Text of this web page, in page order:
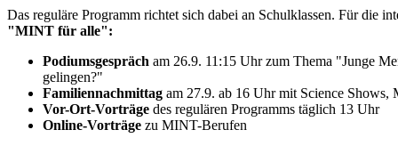
Das reguläre Programm richtet sich dabei an Schulklassen. Für die
"MINT für alle":
Podiumsgespräch am 26.9. 11:15 Uhr zum Thema "Junge
gelingen?"
Familiennachmittag am 27.9. ab 16 Uhr mit Science Shows,
Vor-Ort-Vorträge des regulären Programms täglich 13 Uhr
Online-Vorträge zu MINT-Berufen